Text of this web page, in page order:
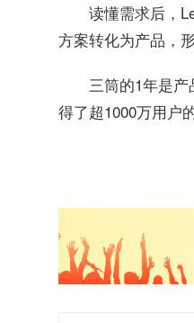
读懂需求后，
方案转化为产品，
三筒的1年是
得了超1000万用户